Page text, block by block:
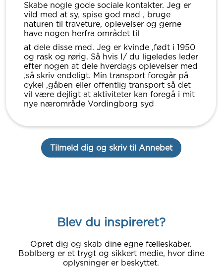
Skabe nogle gode sociale kontakter. Jeg er
vild med at sy, spise god mad , bruge
naturen til traveture, oplevelser og gerne
have nogen herfra området til
at dele disse med. Jeg er kvinde ,født i 1950
og rask og rørig. Så hvis I/ du ligeledes leder
efter nogen at dele hverdags oplevelser med
,så skriv endeligt. Min transport foregår på
cykel ,gåben eller offentlig transport så det
vil være dejligt at aktiviteter kan foregå i mit
nye nærområde Vordingborg syd
Tilmeld dig og skriv til Annebet
Blev du inspireret?
Opret dig og skab dine egne fælleskaber.
Boblberg er et trygt og sikkert medie, hvor dine
oplysninger er beskyttet.